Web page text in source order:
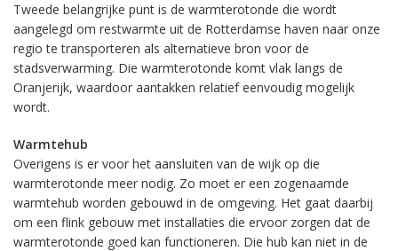
Tweede belangrijke punt is de warmterotonde die wordt
aangelegd om restwarmte uit de Rotterdamse haven naar onze
regio te transporteren als alternatieve bron voor de
stadsverwarming. Die warmterotonde komt vlak langs de
Oranjerijk, waardoor aantakken relatief eenvoudig mogelijk
wordt.
Warmtehub
Overigens is er voor het aansluiten van de wijk op die
warmterotonde meer nodig. Zo moet er een zogenaamde
warmtehub worden gebouwd in de omgeving. Het gaat daarbij
om een flink gebouw met installaties die ervoor zorgen dat de
warmterotonde goed kan functioneren. Die hub kan niet in de